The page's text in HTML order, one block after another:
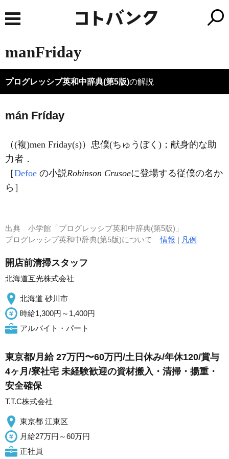
manFriday
プログレッシブ英和中辞典(第5版)の解説
mán Fríday
（(複)men Friday(s)） 忠僕(ちゅうぼく) ；献身的な助
力者 ．
［Defoe の小説Robinson Crusoeに登場する従僕の名か
ら］
出典 小学館「プログレッシブ英和中辞典(第5版)」
プログレッシブ英和中辞典(第5版)について情報 | 凡例
開店前清掃スタッフ
北海道互光株式会社
北海道 砂川市
時給1,300円～1,400円
アルバイト・パート
東京都/月給 27万円〜60万円/土日休み/年休120/賞与
4ヶ月/寮社宅 未経験歓迎の資材搬入・清掃・揚重・
安全確保
T.T.C株式会社
東京都 江東区
月給27万円～60万円
正社員